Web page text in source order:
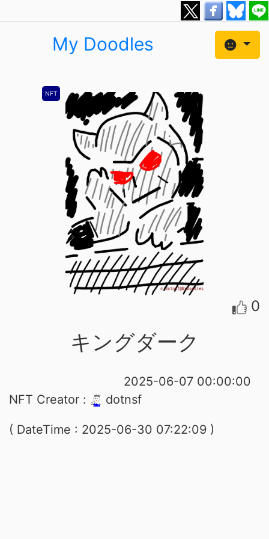
My Doodles
NFT
0
キングダーク
2025-06-07 00:00:00
NFT Creator :
dotnsf
( DateTime : 2025-06-30 07:22:09 )